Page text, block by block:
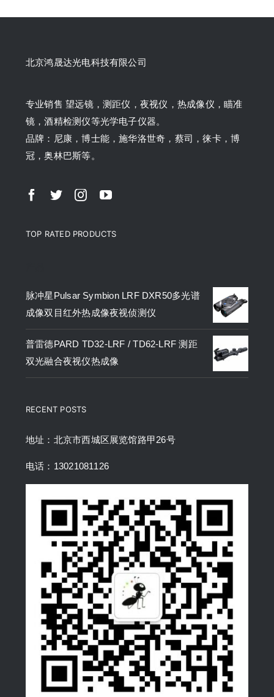
北京鸿晟达光电科技有限公司
专业销售 望远镜，测距仪，夜视仪，热成像仪，瞄准
镜，酒精检测仪等光学电子仪器。
品牌：尼康，博士能，施华洛世奇，蔡司，徕卡，博
冠，奥林巴斯等。
TOP RATED PRODUCTS
脉冲星Pulsar Symbion LRF DXR50多光谱
成像双目红外热成像夜视侦测仪
普雷德PARD TD32-LRF / TD62-LRF 测距
双光融合夜视仪热成像
RECENT POSTS
地址：北京市西城区展览馆路甲26号
电话：13021081126